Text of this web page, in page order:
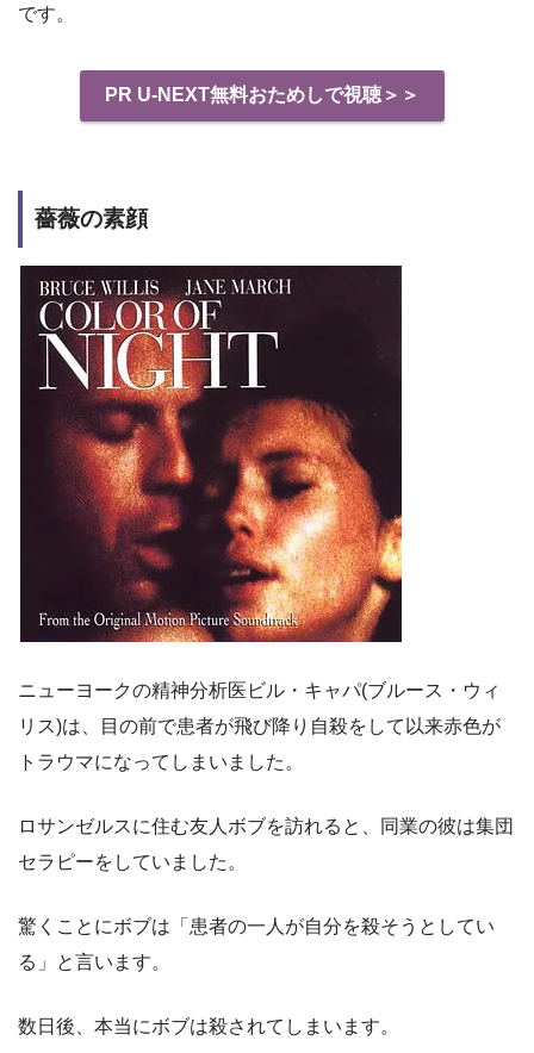
です。
PR U-NEXT無料おためしで視聴＞＞
薔薇の素顔
ニューヨークの精神分析医ビル・キャパ(ブルース・ウィ
リス)は、目の前で患者が飛び降り自殺をして以来赤色が
トラウマになってしまいました。
ロサンゼルスに住む友人ボブを訪れると、同業の彼は集団
セラピーをしていました。
驚くことにボブは「患者の一人が自分を殺そうとしてい
る」と言います。
数日後、本当にボブは殺されてしまいます。